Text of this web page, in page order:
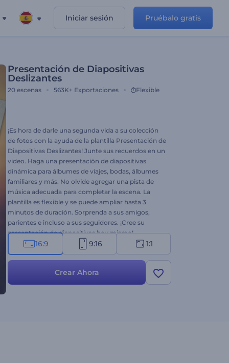
Iniciar sesión Pruébalo gratis
Presentación de Diapositivas
Deslizantes
20 escenas 563K+ Exportaciones Flexible
¡Es hora de darle una segunda vida a su colección
de fotos con la ayuda de la plantilla Presentación de
Diapositivas Deslizantes! Junte sus recuerdos en un
video. Haga una presentación de diapositivas
dinámica para álbumes de viajes, bodas, álbumes
familiares y más. No olvide agregar una pista de
música adecuada para completar la escena. La
plantilla es flexible y se puede ampliar hasta 3
minutos de duración. Sorprenda a sus amigos,
parientes e incluso a sus seguidores. ¡Cree su
presentación de diapositivas hoy mismo!
16:9 9:16 1:1
Crear Ahora